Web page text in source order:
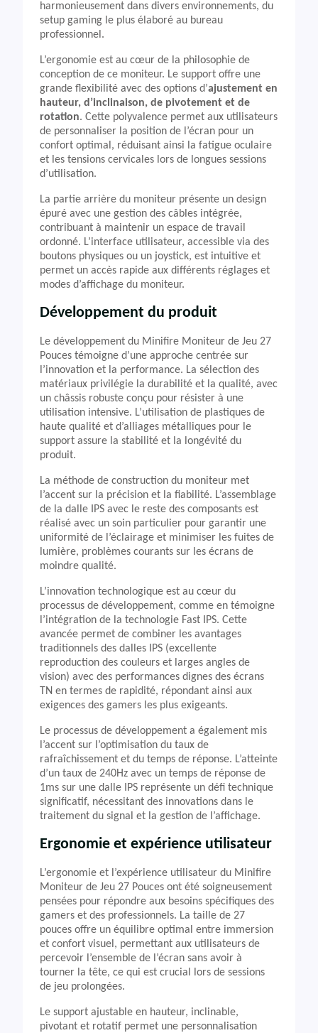
harmonieusement dans divers environnements, du
setup gaming le plus élaboré au bureau
professionnel.
L’ergonomie est au cœur de la philosophie de
conception de ce moniteur. Le support offre une
grande flexibilité avec des options d’ajustement en
hauteur, d’inclinaison, de pivotement et de
rotation. Cette polyvalence permet aux utilisateurs
de personnaliser la position de l’écran pour un
confort optimal, réduisant ainsi la fatigue oculaire
et les tensions cervicales lors de longues sessions
d’utilisation.
La partie arrière du moniteur présente un design
épuré avec une gestion des câbles intégrée,
contribuant à maintenir un espace de travail
ordonné. L’interface utilisateur, accessible via des
boutons physiques ou un joystick, est intuitive et
permet un accès rapide aux différents réglages et
modes d’affichage du moniteur.
Développement du produit
Le développement du Minifire Moniteur de Jeu 27
Pouces témoigne d’une approche centrée sur
l’innovation et la performance. La sélection des
matériaux privilégie la durabilité et la qualité, avec
un châssis robuste conçu pour résister à une
utilisation intensive. L’utilisation de plastiques de
haute qualité et d’alliages métalliques pour le
support assure la stabilité et la longévité du
produit.
La méthode de construction du moniteur met
l’accent sur la précision et la fiabilité. L’assemblage
de la dalle IPS avec le reste des composants est
réalisé avec un soin particulier pour garantir une
uniformité de l’éclairage et minimiser les fuites de
lumière, problèmes courants sur les écrans de
moindre qualité.
L’innovation technologique est au cœur du
processus de développement, comme en témoigne
l’intégration de la technologie Fast IPS. Cette
avancée permet de combiner les avantages
traditionnels des dalles IPS (excellente
reproduction des couleurs et larges angles de
vision) avec des performances dignes des écrans
TN en termes de rapidité, répondant ainsi aux
exigences des gamers les plus exigeants.
Le processus de développement a également mis
l’accent sur l’optimisation du taux de
rafraîchissement et du temps de réponse. L’atteinte
d’un taux de 240Hz avec un temps de réponse de
1ms sur une dalle IPS représente un défi technique
significatif, nécessitant des innovations dans le
traitement du signal et la gestion de l’affichage.
Ergonomie et expérience utilisateur
L’ergonomie et l’expérience utilisateur du Minifire
Moniteur de Jeu 27 Pouces ont été soigneusement
pensées pour répondre aux besoins spécifiques des
gamers et des professionnels. La taille de 27
pouces offre un équilibre optimal entre immersion
et confort visuel, permettant aux utilisateurs de
percevoir l’ensemble de l’écran sans avoir à
tourner la tête, ce qui est crucial lors de sessions
de jeu prolongées.
Le support ajustable en hauteur, inclinable,
pivotant et rotatif permet une personnalisation